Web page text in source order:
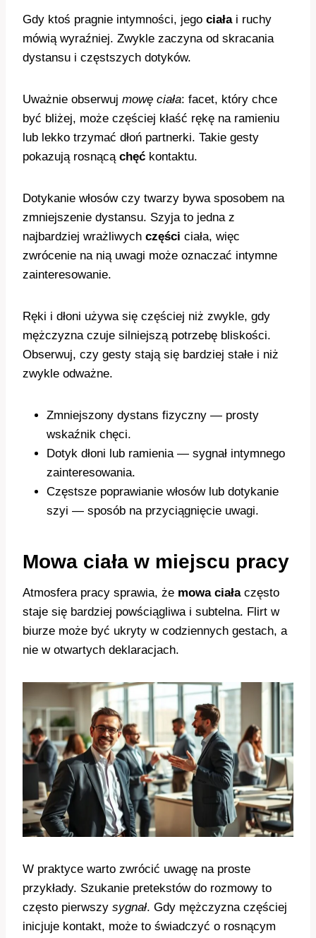
Gdy ktoś pragnie intymności, jego ciałai ruchy
mówią wyraźniej. Zwykle zaczyna od skracania
dystansu i częstszych dotyków.
Uważnie obserwuj mowę ciała: facet, który chce
być bliżej, może częściej kłaść rękę na ramieniu
lub lekko trzymać dłoń partnerki. Takie gesty
pokazują rosnącą chęć kontaktu.
Dotykanie włosów czy twarzy bywa sposobem na
zmniejszenie dystansu. Szyja to jedna z
najbardziej wrażliwych części ciała, więc
zwrócenie na nią uwagi może oznaczać intymne
zainteresowanie.
Ręki i dłoni używa się częściej niż zwykle, gdy
mężczyzna czuje silniejszą potrzebę bliskości.
Obserwuj, czy gesty stają się bardziej stałe i niż
zwykle odważne.
Zmniejszony dystans fizyczny — prosty
wskaźnik chęci.
Dotyk dłoni lub ramienia — sygnał intymnego
zainteresowania.
Częstsze poprawianie włosów lub dotykanie
szyi — sposób na przyciągnięcie uwagi.
Mowa ciała w miejscu pracy
Atmosfera pracy sprawia, że mowa ciałaczęsto
staje się bardziej powściągliwa i subtelna. Flirt w
biurze może być ukryty w codziennych gestach, a
nie w otwartych deklaracjach.
W praktyce warto zwrócić uwagę na proste
przykłady. Szukanie pretekstów do rozmowy to
często pierwszy sygnał. Gdy mężczyzna częściej
inicjuje kontakt, może to świadczyć o rosnącym